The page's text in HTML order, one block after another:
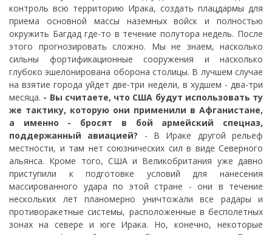
контроль всю территорию Ирака, создать плацдармы для
приема основной массы наземных войск и полностью
окружить Багдад где-то в течение полутора недель. После
этого прогнозировать сложно. Мы не знаем, насколько
сильны фортификационные сооружения и насколько
глубоко эшелонирована оборона столицы. В лучшем случае
на взятие города уйдет две-три недели, в худшем - два-три
месяца. - Вы считаете, что США будут использовать ту
же тактику, которую они применили в Афганистане,
а именно - бросят в бой армейский спецназ,
поддержанный авиацией? - В Ираке другой рельеф
местности, и там нет союзнических сил в виде Северного
альянса. Кроме того, США и Великобритания уже давно
приступили к подготовке условий для нанесения
массированного удара по этой стране - они в течение
нескольких лет планомерно уничтожали все радары и
противоракетные системы, расположенные в бесполетных
зонах на севере и юге Ирака. Но, конечно, некоторые